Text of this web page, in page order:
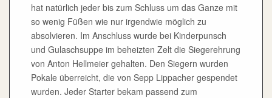
hat natürlich jeder bis zum Schluss um das Ganze mit
so wenig Füßen wie nur irgendwie möglich zu
absolvieren. Im Anschluss wurde bei Kinderpunsch
und Gulaschsuppe im beheizten Zelt die Siegerehrung
von Anton Hellmeier gehalten. Den Siegern wurden
Pokale überreicht, die von Sepp Lippacher gespendet
wurden. Jeder Starter bekam passend zum